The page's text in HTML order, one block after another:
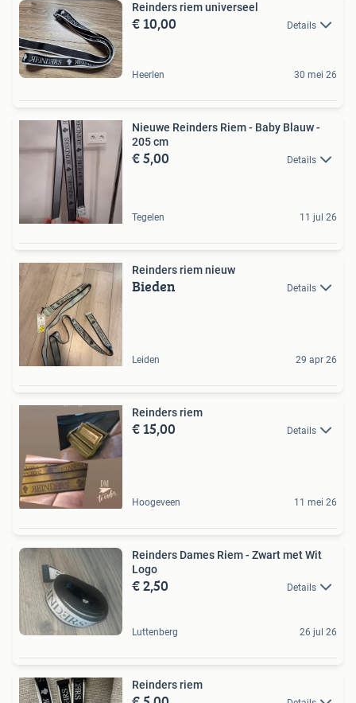
Reinders riem universeel
€ 10,00 Details
Heerlen 30 mei 26
Nieuwe Reinders Riem - Baby Blauw -
205 cm
€ 5,00 Details
Tegelen 11 jul 26
Reinders riem nieuw
Bieden Details
Leiden 29 apr 26
Reinders riem
€ 15,00 Details
Hoogeveen 11 mei 26
Reinders Dames Riem - Zwart met Wit
Logo
€ 2,50 Details
Luttenberg 26 jul 26
Reinders riem